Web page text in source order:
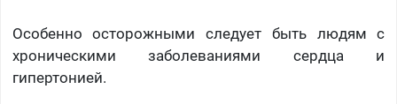
Особенно осторожными следует быть людям с
хроническими заболеваниями сердца и
гипертонией.